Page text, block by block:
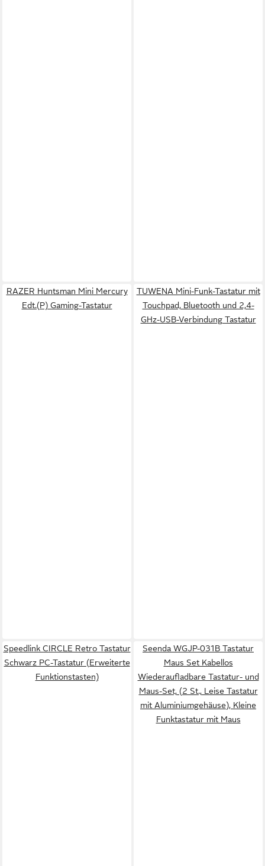
RAZER Huntsman Mini Mercury
Edt.(P) Gaming-Tastatur
TUWENA Mini-Funk-Tastatur mit
Touchpad, Bluetooth und 2,4-
GHz-USB-Verbindung Tastatur
Speedlink CIRCLE Retro Tastatur
Schwarz PC-Tastatur (Erweiterte
Funktionstasten)
Seenda WGJP-031B Tastatur
Maus Set Kabellos
Wiederaufladbare Tastatur- und
Maus-Set, (2 St., Leise Tastatur
mit Aluminiumgehäuse), Kleine
Funktastatur mit Maus